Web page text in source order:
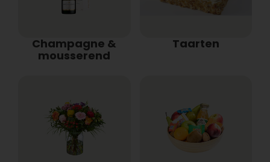
Champagne &
mousserend
Taarten